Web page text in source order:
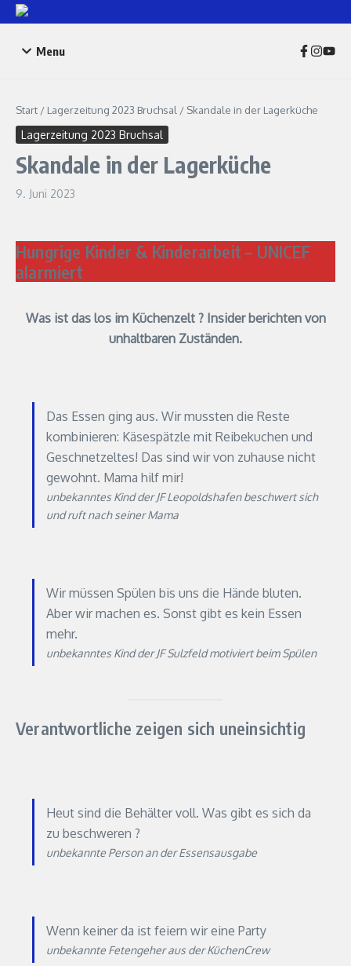
Zum Inhalt springen
Menu
Start / Lagerzeitung 2023 Bruchsal / Skandale in der Lagerküche
Lagerzeitung 2023 Bruchsal
Skandale in der Lagerküche
9. Juni 2023
Hungrige Kinder & Kinderarbeit – UNICEF
alarmiert
Was ist das los im Küchenzelt ? Insider berichten von
unhaltbaren Zuständen.
Das Essen ging aus. Wir mussten die Reste
kombinieren: Käsespätzle mit Reibekuchen und
Geschnetzeltes! Das sind wir von zuhause nicht
gewohnt. Mama hilf mir!
unbekanntes Kind der JF Leopoldshafen beschwert sich
und ruft nach seiner Mama
Wir müssen Spülen bis uns die Hände bluten.
Aber wir machen es. Sonst gibt es kein Essen
mehr.
unbekanntes Kind der JF Sulzfeld motiviert beim Spülen
Verantwortliche zeigen sich uneinsichtig
Heut sind die Behälter voll. Was gibt es sich da
zu beschweren ?
unbekannte Person an der Essensausgabe
Wenn keiner da ist feiern wir eine Party
unbekannte Fetengeher aus der KüchenCrew